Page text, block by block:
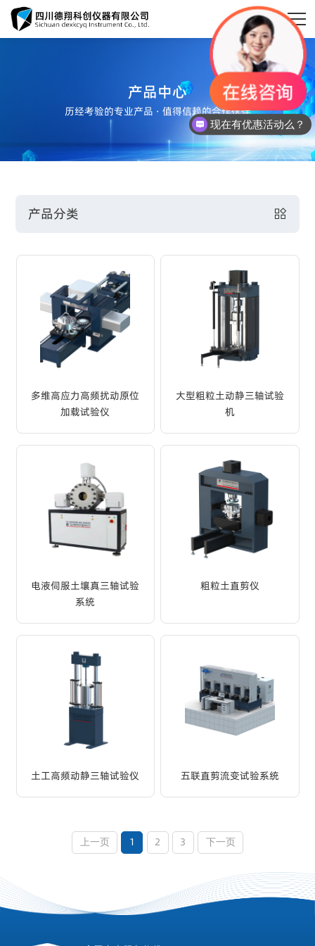

新闻动态 
产品中心
服务支持
联系我们
CN
全国客户服务热线
400-9937-273
产品中心
历经考验的专业产品 · 值得信赖的合作伙伴
产品分类 
多维高应力高频扰动原位
加载试验仪
大型粗粒土动静三轴试验
机
电液伺服土壤真三轴试验
系统
粗粒土直剪仪
土工高频动静三轴试验仪 五联直剪流变试验系统
上一页 1 2 3 下一页
现在有优惠活动么？